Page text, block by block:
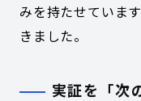
みを持たせていま
きました。
実証を「次